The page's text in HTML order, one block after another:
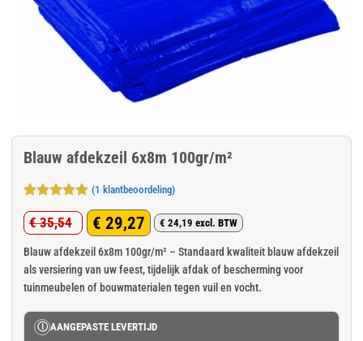
Blauw afdekzeil 6x8m 100gr/m²
Gewaardeerd
5op 5
gebaseerd
op
1
klant
(1 klantbeoordeling)
€35,54
Oorspronkelijke
prijs
was:
€ 29,27
Huidige
prijs
is:
€ 24,19 excl. BTW
Blauw afdekzeil 6x8m 100gr/m² – Standaard kwaliteit blauw afdekzeil
als versiering van uw feest, tijdelijk afdak of bescherming voor
tuinmeubelen of bouwmaterialen tegen vuil en vocht.
Ⓘ AANGEPASTE LEVERTIJD